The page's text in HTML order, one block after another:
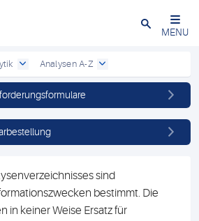
Schließen
MENU
Analysen A-Z
sind
bestimmt. Die
in keiner Weise Ersatz für